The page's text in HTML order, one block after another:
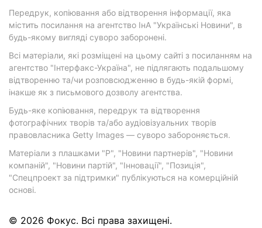
Передрук, копіювання або відтворення інформації, яка
містить посилання на агентство ІнА "Українські Новини", в
будь-якому вигляді суворо заборонені.
Всі матеріали, які розміщені на цьому сайті з посиланням на
агентство "Інтерфакс-Україна", не підлягають подальшому
відтворенню та/чи розповсюдженню в будь-якій формі,
інакше як з письмового дозволу агентства.
Будь-яке копіювання, передрук та відтворення
фотографічних творів та/або аудіовізуальних творів
правовласника Getty Images — суворо забороняється.
Матеріали з плашками "Р", "Новини партнерів", "Новини
компаній", "Новини партій", "Інновації", "Позиція",
"Спецпроект за підтримки" публікуються на комерційній
основі.
© 2026 Фокус. Всі права захищені.